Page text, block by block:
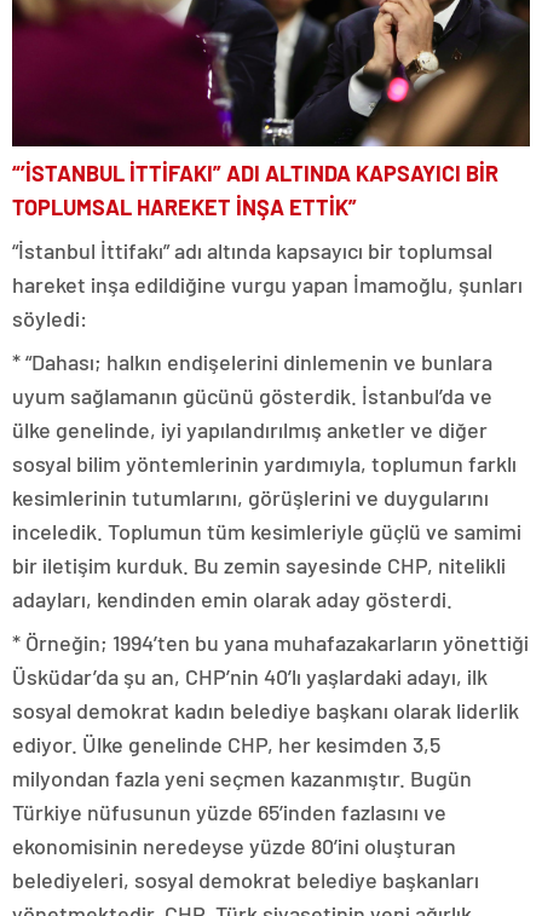
“’İSTANBUL İTTİFAKI” ADI ALTINDA KAPSAYICI BİR
TOPLUMSAL HAREKET İNŞA ETTİK”
“İstanbul İttifakı” adı altında kapsayıcı bir toplumsal
hareket inşa edildiğine vurgu yapan İmamoğlu, şunları
söyledi:
* “Dahası; halkın endişelerini dinlemenin ve bunlara
uyum sağlamanın gücünü gösterdik. İstanbul’da ve
ülke genelinde, iyi yapılandırılmış anketler ve diğer
sosyal bilim yöntemlerinin yardımıyla, toplumun farklı
kesimlerinin tutumlarını, görüşlerini ve duygularını
inceledik. Toplumun tüm kesimleriyle güçlü ve samimi
bir iletişim kurduk. Bu zemin sayesinde CHP, nitelikli
adayları, kendinden emin olarak aday gösterdi.
* Örneğin; 1994’ten bu yana muhafazakarların yönettiği
Üsküdar’da şu an, CHP’nin 40’lı yaşlardaki adayı, ilk
sosyal demokrat kadın belediye başkanı olarak liderlik
ediyor. Ülke genelinde CHP, her kesimden 3,5
milyondan fazla yeni seçmen kazanmıştır. Bugün
Türkiye nüfusunun yüzde 65’inden fazlasını ve
ekonomisinin neredeyse yüzde 80’ini oluşturan
belediyeleri, sosyal demokrat belediye başkanları